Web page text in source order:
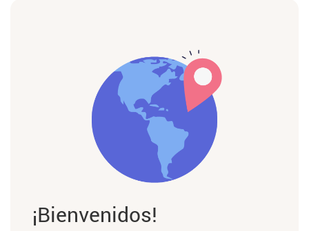
¡Bienvenidos!